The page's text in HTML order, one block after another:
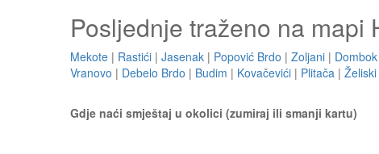
Posljednje traženo na mapi
Mekote | Rastići | Jasenak | Popović Brdo | Zoljani | Dombok
Vranovo | Debelo Brdo | Budim | Kovačevići | Plitača | Želiski
Gdje naći smještaj u okolici (zumiraj ili smanji kartu)